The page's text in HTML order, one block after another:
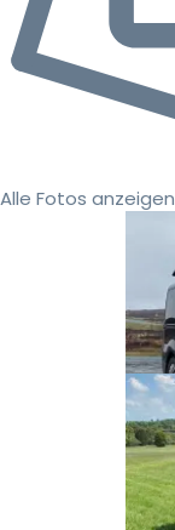
Alle Fotos anzeigen